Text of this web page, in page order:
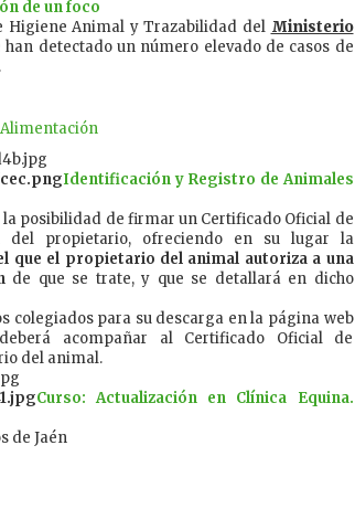
de un foco
Higiene Animal y Trazabilidad del Ministerio
detectado un número elevado de casos de
Identificación y Registro de Animales
la posibilidad de firmar un Certificado Oficial de
del propietario, ofreciendo en su lugar la
que el propietario del animal autoriza a una
de que se trate, y que se detallará en dicho
colegiados para su descarga en la página web
acompañar al Certificado Oficial de
del animal.
Curso: Actualización en Clínica Equina.
de Jaén